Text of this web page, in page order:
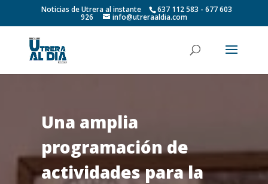
Noticias de Utrera al instante 637 112 583 - 677 603
926 info@utreraaldia.com
Una amplia
programación de
actividades para la